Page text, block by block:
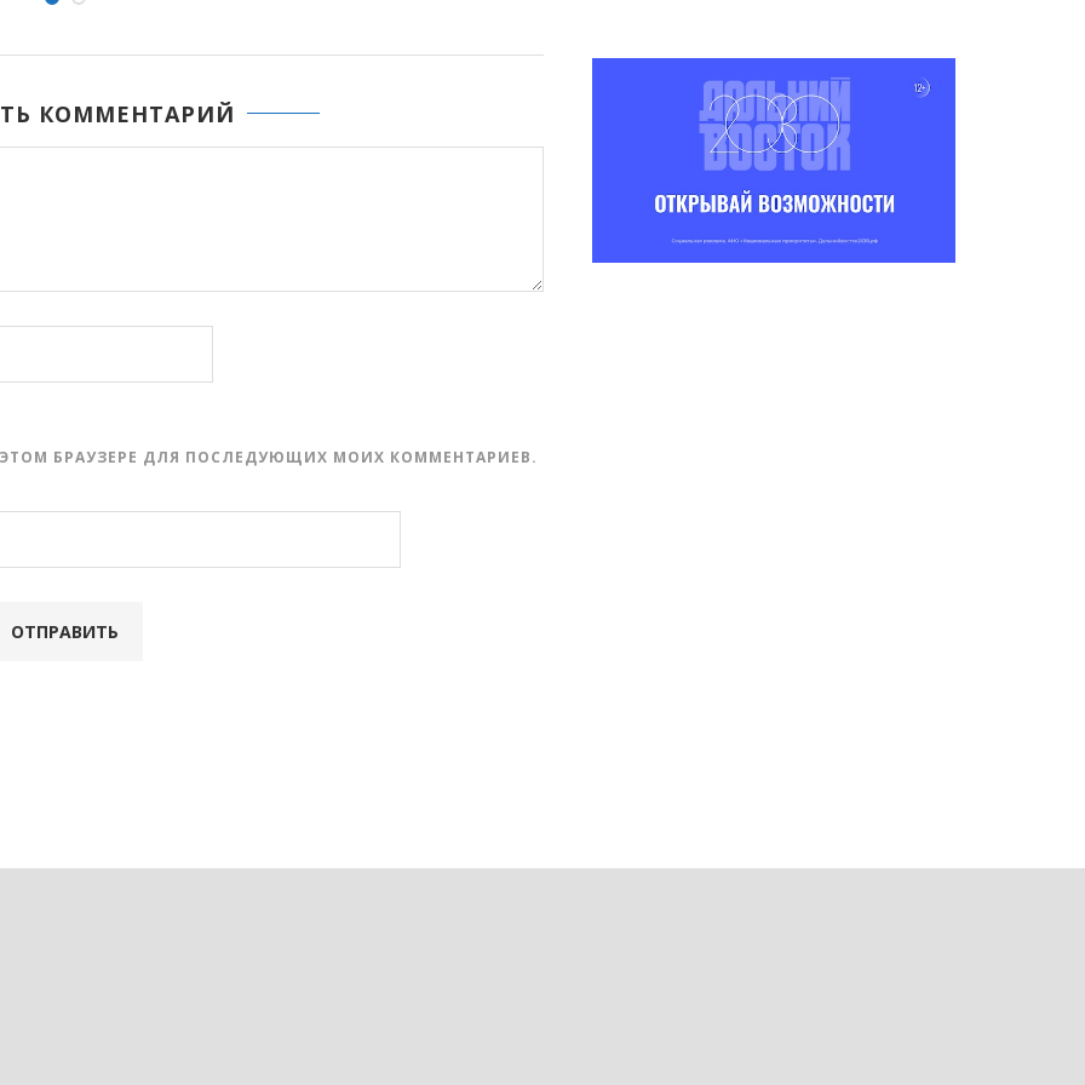
КОММЕНТАРИЙ
ЭТОМ БРАУЗЕРЕ ДЛЯ ПОСЛЕДУЮЩИХ МОИХ КОММЕНТАРИЕВ.